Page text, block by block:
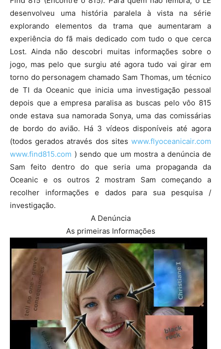
desenvolveu uma história paralela à vista na série
explorando elementos da trama que aumentaram a
experiência do fã mais dedicado com tudo o que cerca
Lost. Ainda não descobri muitas informações sobre o
jogo, mas pelo que surgiu até agora tudo vai girar em
torno do personagem chamado Sam Thomas, um técnico
de TI da Oceanic que inicia uma investigação pessoal
depois que a empresa paralisa as buscas pelo vôo 815
onde estava sua namorada Sonya, uma das comissárias
de bordo do avião. Há 3 vídeos disponíveis até agora
(todos gerados através dos sites www.flyoceanicair.com
www.find815.com ) sendo que um mostra a denúncia de
Sam feito dentro do que seria uma propaganda da
Oceanic e os outros 2 mostram Sam começando a
recolher informações e dados para sua pesquisa /
investigação.
A Denúncia
As primeiras Informações